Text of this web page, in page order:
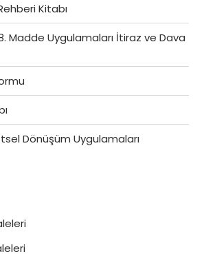
Kitabı
Madde Uygulamaları İtiraz ve Dava
Dönüşüm Uygulamaları